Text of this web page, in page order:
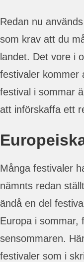
Redan nu
som krav att du
landet. Det vore i
festivaler kommer
festival i sommar
att införskaffa ett
Många festivaler
nämnts redan
ändå en del
Europa i sommar,
sensommaren.
festivaler som i